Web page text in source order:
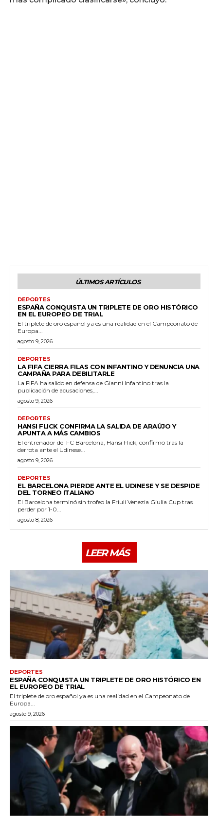
ÚLTIMOS ARTÍCULOS
DEPORTES
ESPAÑA CONQUISTA UN TRIPLETE DE ORO HISTÓRICO
EN EL EUROPEO DE TRIAL
El triplete de oro español ya es una realidad en el Campeonato de
Europa...
agosto 9, 2026
DEPORTES
LA FIFA CIERRA FILAS CON INFANTINO Y DENUNCIA UNA
CAMPAÑA PARA DEBILITARLE
La FIFA ha salido en defensa de Gianni Infantino tras la
publicación de acusaciones,...
agosto 9, 2026
DEPORTES
HANSI FLICK CONFIRMA LA SALIDA DE ARAÚJO Y
APUNTA A MÁS CAMBIOS
El entrenador del FC Barcelona, Hansi Flick, confirmó tras la
derrota ante el Udinese...
agosto 9, 2026
DEPORTES
EL BARCELONA PIERDE ANTE EL UDINESE Y SE DESPIDE
DEL TORNEO ITALIANO
El Barcelona terminó sin trofeo la Friuli Venezia Giulia Cup tras
perder por 1-0...
agosto 8, 2026
LEER MÁS
DEPORTES
ESPAÑA CONQUISTA UN TRIPLETE DE ORO HISTÓRICO EN
EL EUROPEO DE TRIAL
El triplete de oro español ya es una realidad en el Campeonato de
Europa...
agosto 9, 2026